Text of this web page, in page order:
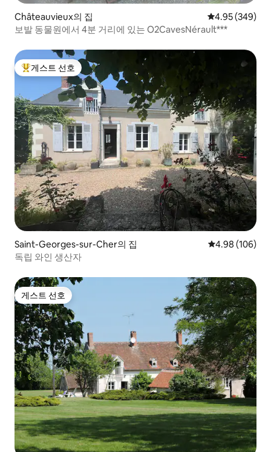
Châteauvieux의 집 평점 4.95점(5
4.95 (349)
보발 동물원에서 4분 거리에 있는 O2CavesNérault***
상위 게스트 선호
게스트 선호
Saint-Georges-sur-Cher의 집 평점 4.98점(5
4.98 (106)
독립 와인 생산자
게스트 선호
게스트 선호